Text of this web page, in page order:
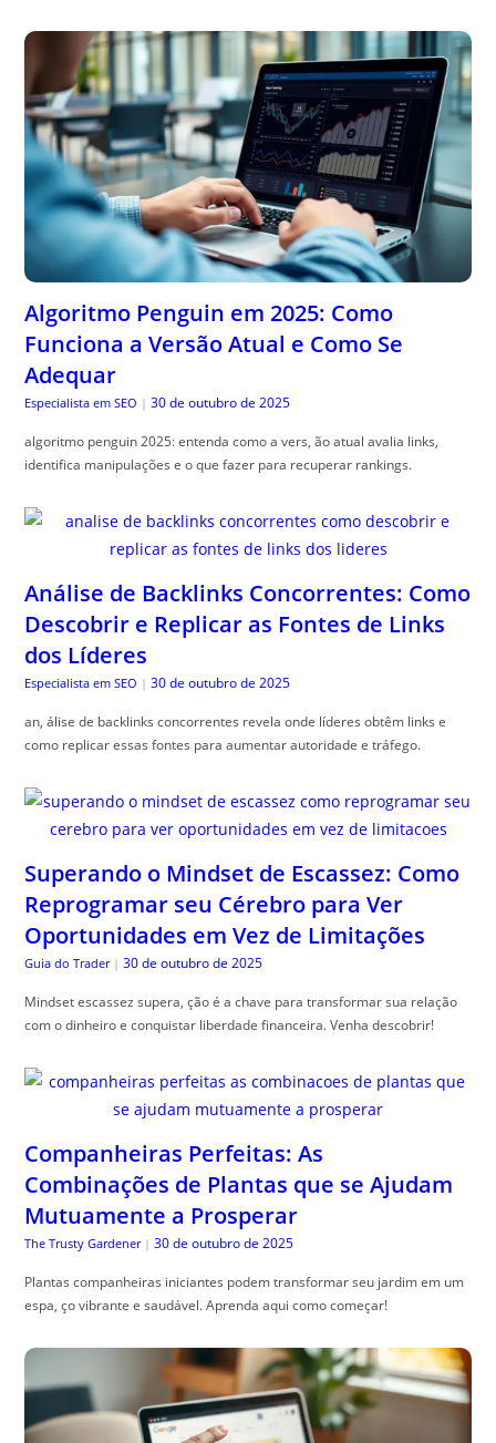
Algoritmo Penguin em 2025: Como
Funciona a Versão Atual e Como Se
Adequar
Especialista em SEO | 30 de outubro de 2025
algoritmo penguin 2025: entenda como a vers, ão atual avalia links,
identifica manipulações e o que fazer para recuperar rankings.
Análise de Backlinks Concorrentes: Como
Descobrir e Replicar as Fontes de Links
dos Líderes
Especialista em SEO | 30 de outubro de 2025
an, álise de backlinks concorrentes revela onde líderes obtêm links e
como replicar essas fontes para aumentar autoridade e tráfego.
Superando o Mindset de Escassez: Como
Reprogramar seu Cérebro para Ver
Oportunidades em Vez de Limitações
Guia do Trader | 30 de outubro de 2025
Mindset escassez supera, ção é a chave para transformar sua relação
com o dinheiro e conquistar liberdade financeira. Venha descobrir!
Companheiras Perfeitas: As
Combinações de Plantas que se Ajudam
Mutuamente a Prosperar
The Trusty Gardener | 30 de outubro de 2025
Plantas companheiras iniciantes podem transformar seu jardim em um
espa, ço vibrante e saudável. Aprenda aqui como começar!